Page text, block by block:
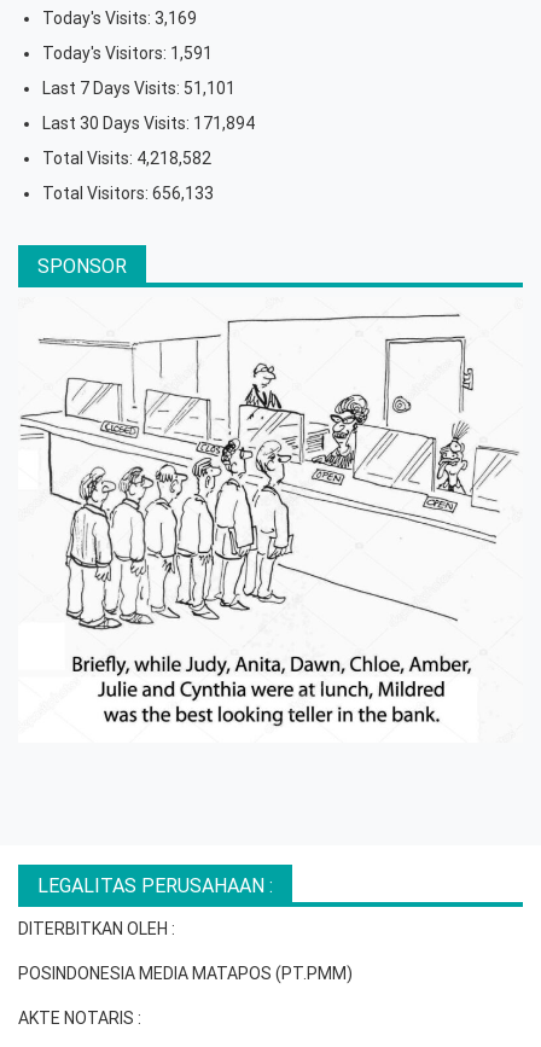
Today's Visits: 3,169
Today's Visitors: 1,591
Last 7 Days Visits: 51,101
Last 30 Days Visits: 171,894
Total Visits: 4,218,582
Total Visitors: 656,133
SPONSOR
LEGALITAS PERUSAHAAN :
DITERBITKAN OLEH :
POSINDONESIA MEDIA MATAPOS (PT.PMM)
AKTE NOTARIS :